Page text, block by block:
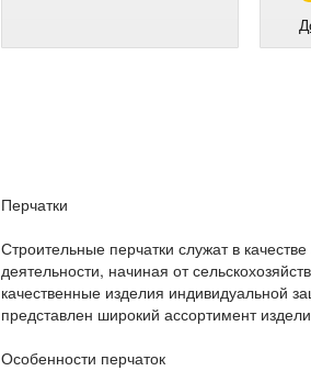
Перчатки
Строительные перчатки служат в
деятельности, начиная от
качественные изделия индивидуальной
представлен широкий ассортимент
Особенности перчаток